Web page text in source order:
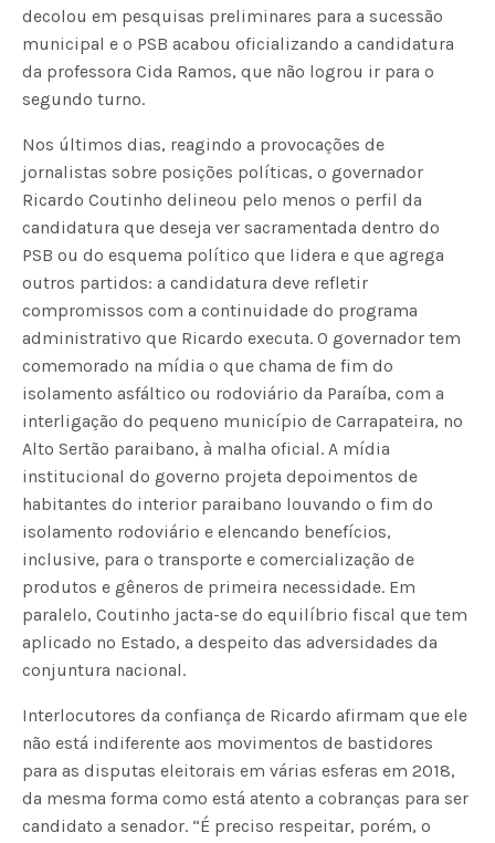
decolou em pesquisas preliminares para a sucessão
municipal e o PSB acabou oficializando a candidatura
da professora Cida Ramos, que não logrou ir para o
segundo turno.
Nos últimos dias, reagindo a provocações de
jornalistas sobre posições políticas, o governador
Ricardo Coutinho delineou pelo menos o perfil da
candidatura que deseja ver sacramentada dentro do
PSB ou do esquema político que lidera e que agrega
outros partidos: a candidatura deve refletir
compromissos com a continuidade do programa
administrativo que Ricardo executa. O governador tem
comemorado na mídia o que chama de fim do
isolamento asfáltico ou rodoviário da Paraíba, com a
interligação do pequeno município de Carrapateira, no
Alto Sertão paraibano, à malha oficial. A mídia
institucional do governo projeta depoimentos de
habitantes do interior paraibano louvando o fim do
isolamento rodoviário e elencando benefícios,
inclusive, para o transporte e comercialização de
produtos e gêneros de primeira necessidade. Em
paralelo, Coutinho jacta-se do equilíbrio fiscal que tem
aplicado no Estado, a despeito das adversidades da
conjuntura nacional.
Interlocutores da confiança de Ricardo afirmam que ele
não está indiferente aos movimentos de bastidores
para as disputas eleitorais em várias esferas em 2018,
da mesma forma como está atento a cobranças para ser
candidato a senador. “É preciso respeitar, porém, o